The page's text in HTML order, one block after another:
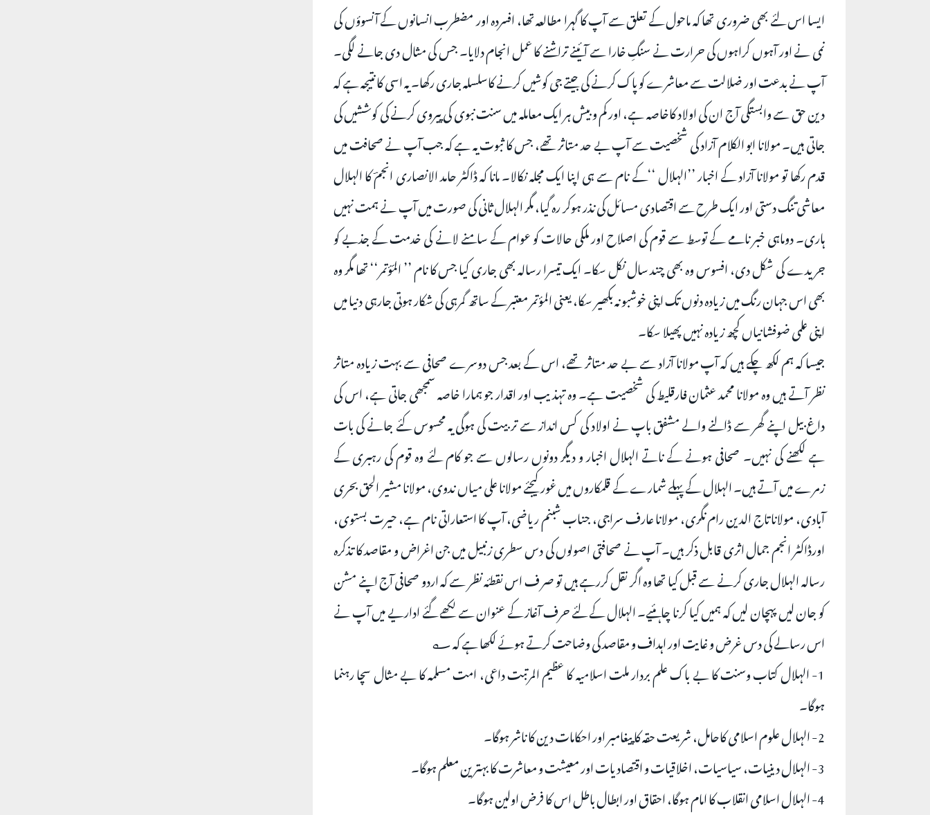
ایسا اس لئے بھی ضروری تھا کہ ماحول کے تعلق سے آپ کا گہرا مطالعہ تھا، افسردہ اور مضطرب انسانوں کے آنسوؤں کی
نمی نے اور آہوں کراہوں کی حرارت نے سنگِ خارا سے آئینے تراشنے کا عمل انجام دلایا۔ جس کی مثال دی جانے لگی۔
آپ نے بدعت اور ضلالت سے معاشرے کو پاک کرنے کی جیتے جی کوشیں کرنے کاسلسلہ جاری رکھا۔ یہ اسی کا نتیجہ ہے کہ
دین حق سے وابستگی آج ان کی اولاد کاخاصہ ہے، اور کم و بیش ہر ایک معاملہ میں سنت نبوی کی پیروی کرنے کی کوششیں کی
جاتی ہیں۔ مولانا ابو الکلام آزاد کی شخصیت سے آپ بے حد متاثر تھے، جس کا ثبوت یہ ہے کہ جب آپ نے صحافت میں
قدم رکھا تو مولانا آزاد کے اخبار ’’الہلال ‘‘کے نام سے ہی اپنا ایک مجلہ نکالا۔ مانا کہ ڈاکٹر حامد الانصاری انجمؔ کا الہلال
معاشی تنگ دستی اور ایک طرح سے اقتصادی مسائل کی نذر ہوکر رہ گیا، مگر الہلال ثانی کی صورت میں آپ نے ہمت نہیں
ہاری۔ دوماہی خبر نامے کے توسط سے قوم کی اصلاح اور ملکی حالات کو عوام کے سامنے لانے کی خدمت کے جذبے کو
جریدے کی شکل دی، افسوس وہ بھی چند سال نکل سکا۔ ایک تیسرا رسالہ بھی جاری کیا جس کا نام ’’ المّؤتمر‘‘ تھا مگر وہ
بھی اس جہان رنگ میں زیادہ دنوں تک اپنی خوشبو نہ بکھیر سکا، یعنی المؤتمر معتبر کے ساتھ گمرہی کی شکار ہوتی جارہی دنیا میں
اپنی علمی ضوفشانیاں کچھ زیادہ نہیں پھیلا سکا۔
جیسا کہ ہم لکھ چکے ہیں کہ آپ مولانا آزاد سے بے حد متاثر تھے، اس کے بعد جس دوسرے صحافی سے بہت زیادہ متاثر
نظر آتے ہیں وہ مولانا محمد عثمان فارقلیط کی شخصیت ہے۔ وہ تہذیب اور اقدار جو ہمارا خاصہ سمجھی جاتی ہے، اس کی
داغ بیل اپنے گھر سے ڈالنے والے مشفق باپ نے اولاد کی کس انداز سے تربیت کی ہوگی یہ محسوس کئے جانے کی بات
ہے لکھنے کی نہیں۔ صحافی ہونے کے ناتے الہلال اخبار و دیگر دونوں رسالوں سے جو کام لئے وہ قوم کی رہبری کے
زمرے میں آتے ہیں۔ الہلال کے پہلے شمارے کے قلمکاروں میں غور کیجئے مولانا علی میاں ندوی، مولانا مشیر الحق بحری
آبادی، مولانا تاج الدین رام نگری، مولانا عارف سراجی، جناب شبنم ریاضی، آپ کا استعاراتی نام ہے، حیرت بستوی،
اورڈاکٹر انجم جمال اثری قابل ذکر ہیں۔ آپ نے صحافتی اصولوں کی دس سطری زنبیل میں جن اغراض و مقاصد کا تذکرہ
رسالہ الہلال جاری کرنے سے قبل کیا تھا وہ اگر نقل کررہے ہیں تو صر ف اس نقطئہ نظر سے کہ اردو صحافی آج اپنے مشن
کو جان لیں پہچان لیں کہ ہمیں کیا کرنا چاہئیے۔ الہلال کے لئے حرف آغاز کے عنوان سے لکھے گئے اداریے میں آپ نے
اس رسالے کی دس غرض و غایت اور اہداف و مقاصد کی وضاحت کرتے ہوئے لکھا ہے کہ ؎
1- الہلال کتاب وسنت کا بے باک علم بردار ملت اسلامیہ کا عظیم المرتبت داعی، امت مسلمہ کا بے مثال سچا رہنما
ہوگا۔
2- الہلال علوم اسلامی کاحامل، شریعت حقہ کا پیغامبر اور احکامات دین کا ناشر ہوگا۔
3- الہلال دینیات، سیاسیات، اخلاقیات و اقتصادیات اور معیشت و معاشرت کا بہترین معلم ہوگا۔
4- الہلال اسلامی انقلاب کا امام ہوگا، احقاق اور ابطال باطل اس کا فرض اولین ہوگا۔